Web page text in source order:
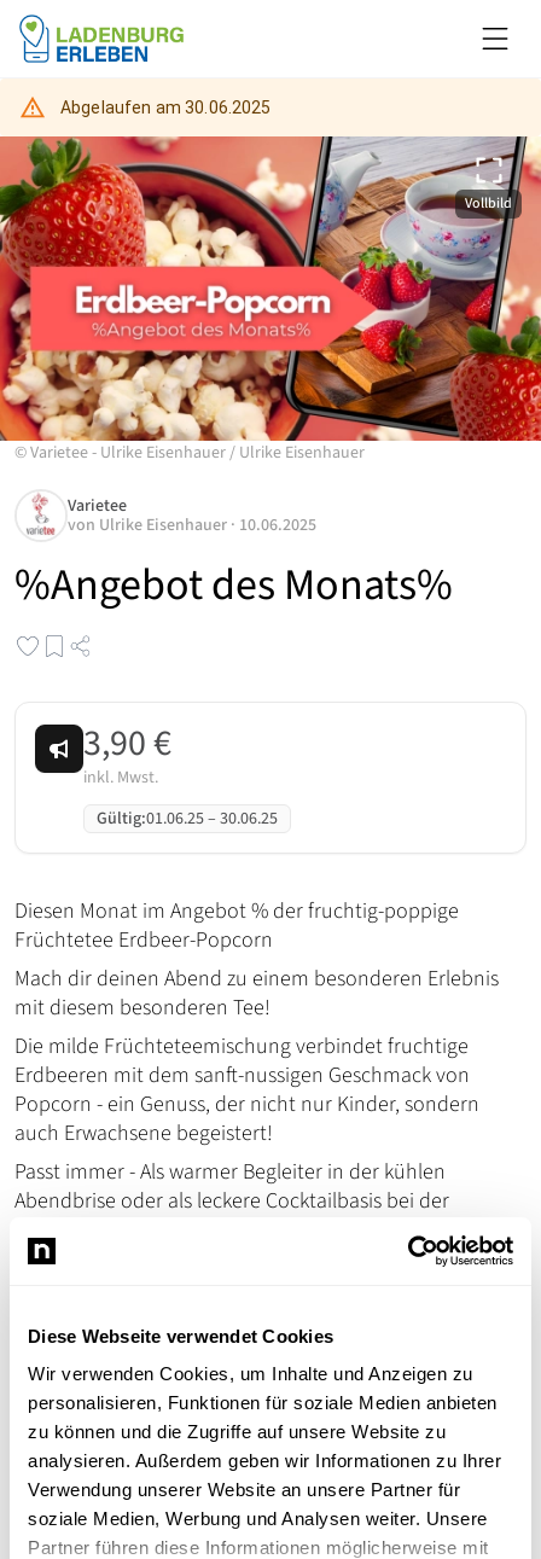
Diese Webseite verwendet Cookies
Wir verwenden Cookies, um Inhalte und Anzeigen zu
personalisieren, Funktionen für soziale Medien anbieten
zu können und die Zugriffe auf unsere Website zu
analysieren. Außerdem geben wir Informationen zu Ihrer
Verwendung unserer Website an unsere Partner für
soziale Medien, Werbung und Analysen weiter. Unsere
Partner führen diese Informationen möglicherweise mit
Abgelaufen am30.06.2025
Vollbild
©Varietee - Ulrike Eisenhauer/ Ulrike Eisenhauer
%Angebot des Monats%
Varietee
von Ulrike Eisenhauer · 10.06.2025
3,90 €
inkl. Mwst.
Gültig:01.06.25– 30.06.25
Diesen Monat im Angebot % der fruchtig-poppige
Früchtetee Erdbeer-Popcorn
Mach dir deinen Abend zu einem besonderen Erlebnis
mit diesem besonderen Tee!
Die milde Früchteteemischung verbindet fruchtige
Erdbeeren mit dem sanft-nussigen Geschmack von
Popcorn - ein Genuss, der nicht nur Kinder, sondern
auch Erwachsene begeistert!
Passt immer - Als warmer Begleiter in der kühlen
Abendbrise oder als leckere Cocktailbasis bei der
Angebot nur vor Ort im Geschäft in Ladenburg erhältlich.
UE Ulrike Eisenhauer
Varietee